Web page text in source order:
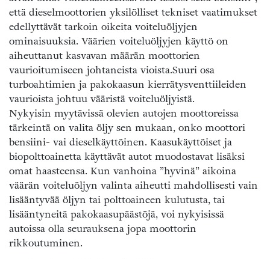
että dieselmoottorien yksilölliset tekniset vaatimukset
edellyttävät tarkoin oikeita voiteluöljyjen
ominaisuuksia. Väärien voiteluöljyjen käyttö on
aiheuttanut kasvavan määrän moottorien
vaurioitumiseen johtaneista vioista.Suuri osa
turboahtimien ja pakokaasun kierrätysventtiileiden
vaurioista johtuu vääristä voiteluöljyistä.
Nykyisin myytävissä olevien autojen moottoreissa
tärkeintä on valita öljy sen mukaan, onko moottori
bensiini- vai dieselkäyttöinen. Kaasukäyttöiset ja
biopolttoainetta käyttävät autot muodostavat lisäksi
omat haasteensa. Kun vanhoina ”hyvinä” aikoina
väärän voiteluöljyn valinta aiheutti mahdollisesti vain
lisääntyvää öljyn tai polttoaineen kulutusta, tai
lisääntyneitä pakokaasupäästöjä, voi nykyisissä
autoissa olla seurauksena jopa moottorin
rikkoutuminen.